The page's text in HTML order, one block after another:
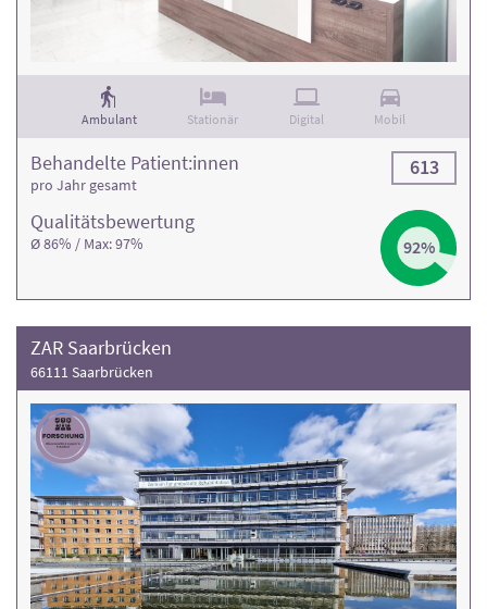
Ambulant Stationär Digital Mobil
Qualitäts­bewertung
Ø 86% / Max: 97% 92%
Behandelte Patient:innen
pro Jahr gesamt
613
ZAR Saarbrücken
66111 Saarbrücken